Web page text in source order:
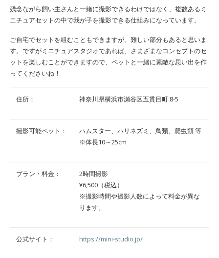
残念ながら飼い主さんと一緒に撮影できるわけではなく、複数あるミ
ニチュアセットの中で我が子を撮影できる仕組みになっています。
ご自宅でセットを組むこともできますが、難しい部分もあると思いま
す。ですがミニチュアスタジオであれば、さまざまなコンセプトのセ
ットを楽しむことができますので、ペットと一緒に素敵な思い出を作
ってくださいね！
住所： 神奈川県横浜市瀬谷区五貫目町 8-5
撮影可能ペット：
ハムスター、ハリネズミ、鳥類、爬虫類 等
※体長10～25cm
プラン・料金：
2時間撮影
¥6,500（税込）
※撮影時間や撮影人数によって料金が異な
ります。
公式サイト： https://mini-studio.jp/